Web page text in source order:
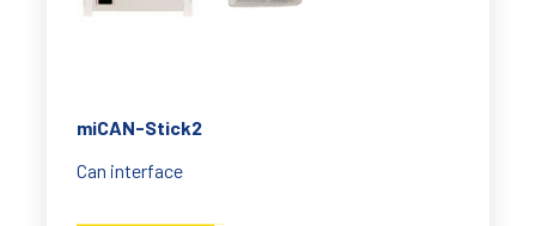
miCAN-Stick2
Can interface